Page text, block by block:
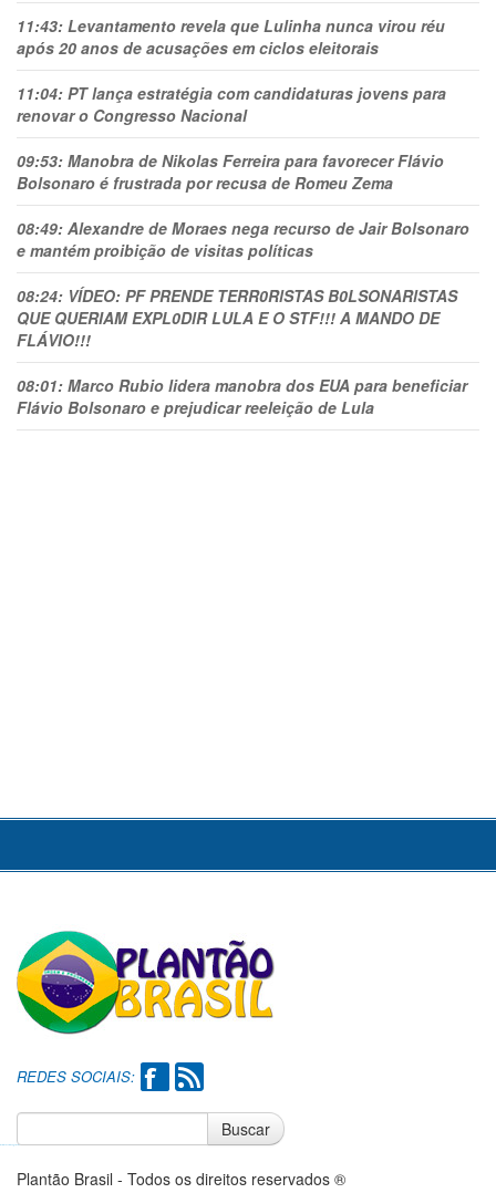
11:43: Levantamento revela que Lulinha nunca virou réu
após 20 anos de acusações em ciclos eleitorais
11:04: PT lança estratégia com candidaturas jovens para
renovar o Congresso Nacional
09:53: Manobra de Nikolas Ferreira para favorecer Flávio
Bolsonaro é frustrada por recusa de Romeu Zema
08:49: Alexandre de Moraes nega recurso de Jair Bolsonaro
e mantém proibição de visitas políticas
08:24: VÍDEO: PF PRENDE TERR0RlSTAS B0LSONARlSTAS
QUE QUERIAM EXPL0DlR LULA E O STF!!! A MANDO DE
FLÁVIO!!!
08:01: Marco Rubio lidera manobra dos EUA para beneficiar
Flávio Bolsonaro e prejudicar reeleição de Lula
REDES SOCIAIS:
Buscar
Plantão Brasil - Todos os direitos reservados ®